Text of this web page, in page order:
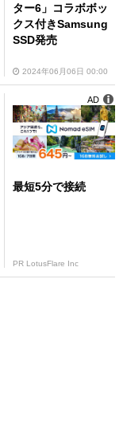
ター6」コラボボッ
クス付きSamsung
SSD発売
2024年06月06日 00:00
最短5分で接続
PR LotusFlare Inc
AD